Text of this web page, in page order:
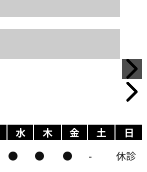
水 木 金 土
日
● ● ● -
休診